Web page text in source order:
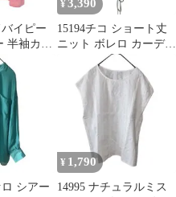
イピー
半袖カッ
ピンク
¥ 3,390
15194チコ ショート丈
ニット ボレロ カーディ
ガン グリーン ショート
ロ シアー
¥ 1,790
14995 ナチュラルミス